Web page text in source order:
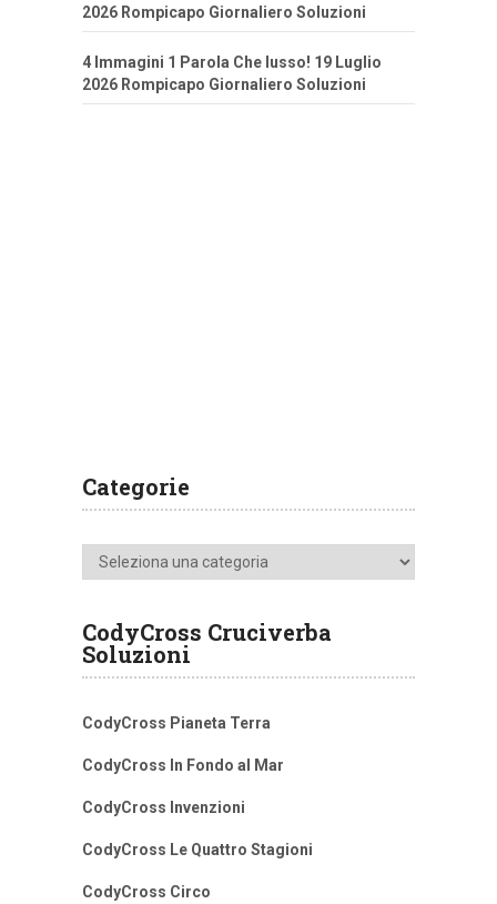
2026 Rompicapo Giornaliero Soluzioni
4 Immagini 1 Parola Che lusso! 19 Luglio
2026 Rompicapo Giornaliero Soluzioni
Categorie
Categorie
CodyCross Cruciverba
Soluzioni
CodyCross Pianeta Terra
CodyCross In Fondo al Mar
CodyCross Invenzioni
CodyCross Le Quattro Stagioni
CodyCross Circo